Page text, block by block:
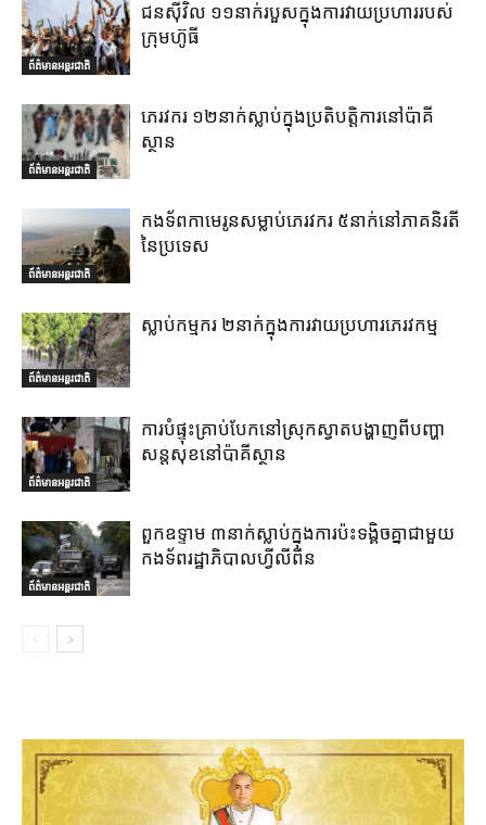
ព័ត៌មានអន្តរជាតិ
ជនស៊ីវិល ១១នាក់របួសក្នុងការវាយប្រហាររបស់
ក្រុមហ៊ូធី
ព័ត៌មានអន្តរជាតិ
ភេរវករ ១២នាក់ស្លាប់ក្នុងប្រតិបត្តិការនៅប៉ាគី
ស្ថាន
ព័ត៌មានអន្តរជាតិ
កងទ័ពកាមេរូនសម្លាប់ភេរវករ ៥នាក់នៅភាគនិរតី
នៃប្រទេស
ព័ត៌មានអន្តរជាតិ
ស្លាប់កម្មករ ២នាក់ក្នុងការវាយប្រហារភេរវកម្ម
ព័ត៌មានអន្តរជាតិ
ការបំផ្ទុះគ្រាប់បែកនៅស្រុកស្វាតបង្ហាញពីបញ្ហា
សន្តសុខនៅប៉ាគីស្ថាន
ព័ត៌មានអន្តរជាតិ
ពួកឧទ្ទាម ៣នាក់ស្លាប់ក្នុងការប៉ះទង្គិចគ្នាជាមួយ
កងទ័ពរដ្ឋាភិបាលហ្វីលីពីន